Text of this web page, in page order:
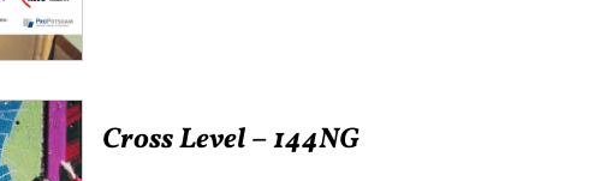
Cross Level – 144NG